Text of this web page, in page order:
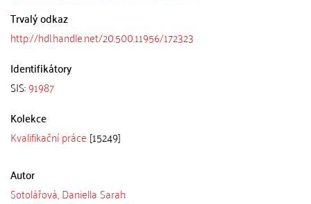
Trvalý odkaz
http://hdl.handle.net/20.500.11956/172323
Identifikátory
SIS:91987
Kolekce
Kvalifikační práce [15249]
Autor
Sotolářová, Daniella Sarah